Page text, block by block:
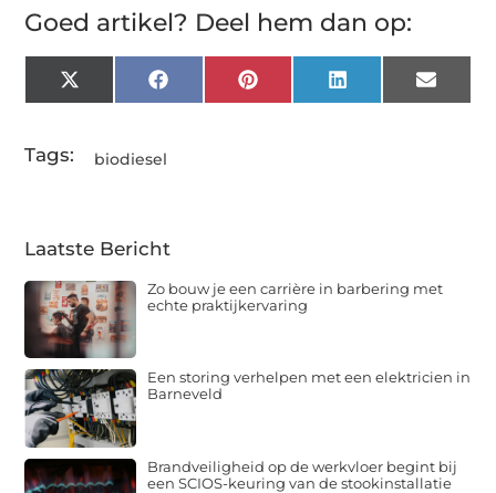
Goed artikel? Deel hem dan op:
X
(Twitter)
FacebookPinterestLinkedInEmail
Tags: biodiesel
Laatste Bericht
Zo bouw je een carrière in barbering met
echte praktijkervaring
Een storing verhelpen met een elektricien in
Barneveld
Brandveiligheid op de werkvloer begint bij
een SCIOS-keuring van de stookinstallatie